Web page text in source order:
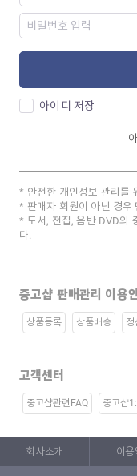
아이디 저장
안전한 개인정보 관리를
판매자 회원이 아닌 경우
도서, 전집, 음반 DVD의
다.
중고샵 판매관리 이용
상품등록 상품배송 정
고객센터
중고샵관련FAQ 중고샵
회사소개 이